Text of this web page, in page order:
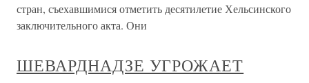
стран, съехавшимися отметить десятилетие Хельсинского
заключительного акта. Они
ШЕВАРДНАДЗЕ УГРОЖАЕТ